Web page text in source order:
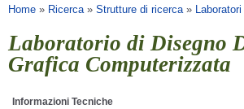
Tu sei qui
Home » Ricerca» Strutture di ricerca» Laboratori
Laboratorio di Disegno
Grafica Computerizzata
Informazioni Tecniche